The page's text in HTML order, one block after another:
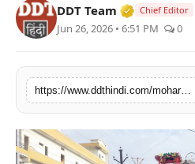
राजस्थान
राजनीति
मनोरंजन
DDT Team Verified
Chief Editor
Jun 26, 2026 • 6:51 PM 0
https://www.ddthindi.com/moharram-2026-tazia-procession-jalore-karbala-tribute